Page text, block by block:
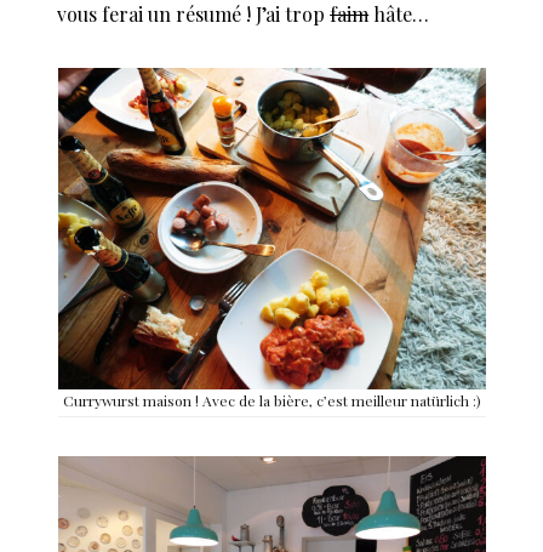
vous ferai un résumé ! J’ai tropfaimhâte…
Currywurst maison ! Avec de la bière, c’est meilleur natürlich :)